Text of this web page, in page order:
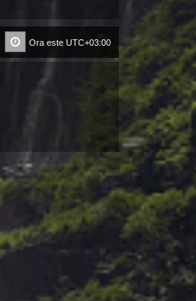
Ora este UTC+03:00